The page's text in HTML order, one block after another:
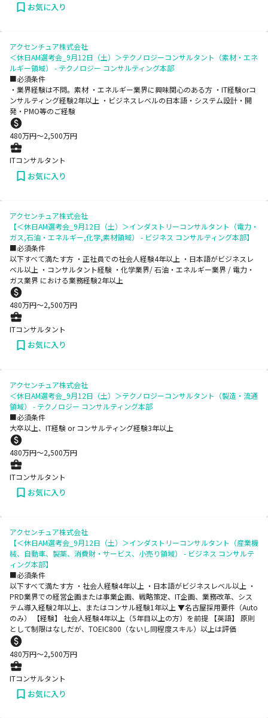
お気に入り
アクセンチュア株式会社
＜休日AM選考会_9月12日（土）＞テクノロジーコンサルタント（素材・エネ
ルギー領域） - テクノロジー コンサルティング本部
■必須条件
・業界経験は不問。素材 ・エネルギー業界に興味関心のある方 ・IT経験orコ
ンサルティング経験2年以上 ・ビジネスレベルの日本語・システム設計・開
発・PMO等のご経験
480万円〜2,500万円
ITコンサルタント
お気に入り
アクセンチュア株式会社
【＜休日AM選考会_9月12日（土）＞インダストリーコンサルタント（電力・
ガス,石油・エネルギー,化学,素材領域） - ビジネス コンサルティング本部】
■必須条件
以下すべて満たす方 ・正社員での社会人経験4年以上 ・日本語がビジネスレ
ベル以上 ・コンサルタント経験 ・化学業界/ 石油・エネルギー業界 / 電力・
ガス業界 における業務経験2年以上
480万円〜2,500万円
ITコンサルタント
お気に入り
アクセンチュア株式会社
＜休日AM選考会_9月12日（土）＞テクノロジーコンサルタント（製造・流通
領域） - テクノロジー コンサルティング本部
■必須条件
大卒以上、IT経験 or コンサルティング経験3年以上
480万円〜2,500万円
ITコンサルタント
お気に入り
アクセンチュア株式会社
【＜休日AM選考会_9月12日（土）＞インダストリーコンサルタント（産業機
械、自動車、製薬、消費財・サービス、小売り領域） - ビジネス コンサルテ
ィング本部】
■必須条件
以下すべて満たす方 ・社会人経験4年以上 ・日本語がビジネスレベル以上 ・
PRD業界での経営企画または事業企画、戦略策定、IT企画、業務改革、シス
テム導入経験2年以上、またはコンサル経験1年以上 ▼名古屋採用要件（Auto
のみ） 【経験】 社会人経験4年以上（5年目以上の方）を前提 【英語】 原則
として制限はなしだが、TOEIC800（ないし同程度スキル）以上は評価
480万円〜2,500万円
ITコンサルタント
お気に入り